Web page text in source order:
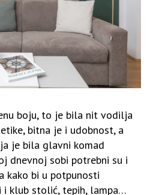
boju, to je bila nit vodilja
bitna je i udobnost, a
je bila glavni komad
dnevnoj sobi potrebni su i
kako bi u potpunosti
i klub stolić, tepih, lampa…